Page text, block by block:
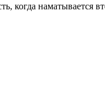
наматывается